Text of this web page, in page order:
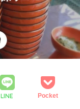
LINE Pocket